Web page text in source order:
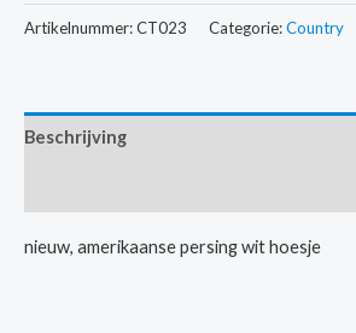
-
Me
Every
Same
Artikelnummer:CT023 Categorie:Country
Beschrijving
nieuw, amerikaanse persing wit hoesje